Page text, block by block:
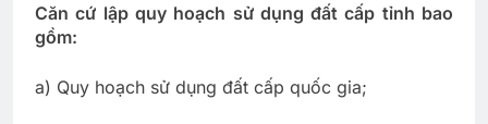
Căn cứ lập quy hoạch sử dụng đất cấp tỉnh bao
gồm:
a) Quy hoạch sử dụng đất cấp quốc gia;